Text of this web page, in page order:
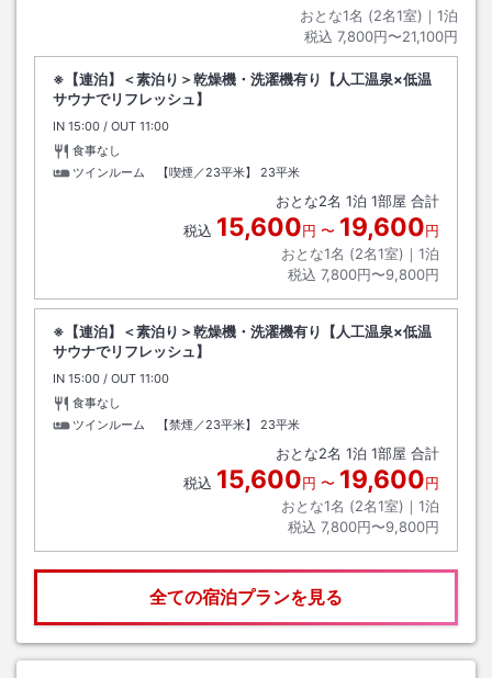
おとな1名 (2名1室)｜ 1泊
税込 7,800円〜21,100円
※【連泊】＜素泊り＞乾燥機・洗濯機有り【人工温泉×低温
サウナでリフレッシュ】
IN チェックイン
15:00 / OUT チェックアウト
11:00
食事なし
ツインルーム 【喫煙／23平米】
23平米
おとな2名 1泊 1部屋 合計
税込 15,600円 〜 19,600円
おとな1名 (2名1室)｜ 1泊
税込 7,800円〜9,800円
※【連泊】＜素泊り＞乾燥機・洗濯機有り【人工温泉×低温
サウナでリフレッシュ】
IN チェックイン
15:00 / OUT チェックアウト
11:00
食事なし
ツインルーム 【禁煙／23平米】
23平米
おとな2名 1泊 1部屋 合計
税込 15,600円 〜 19,600円
おとな1名 (2名1室)｜ 1泊
税込 7,800円〜9,800円
全ての宿泊プランを見る